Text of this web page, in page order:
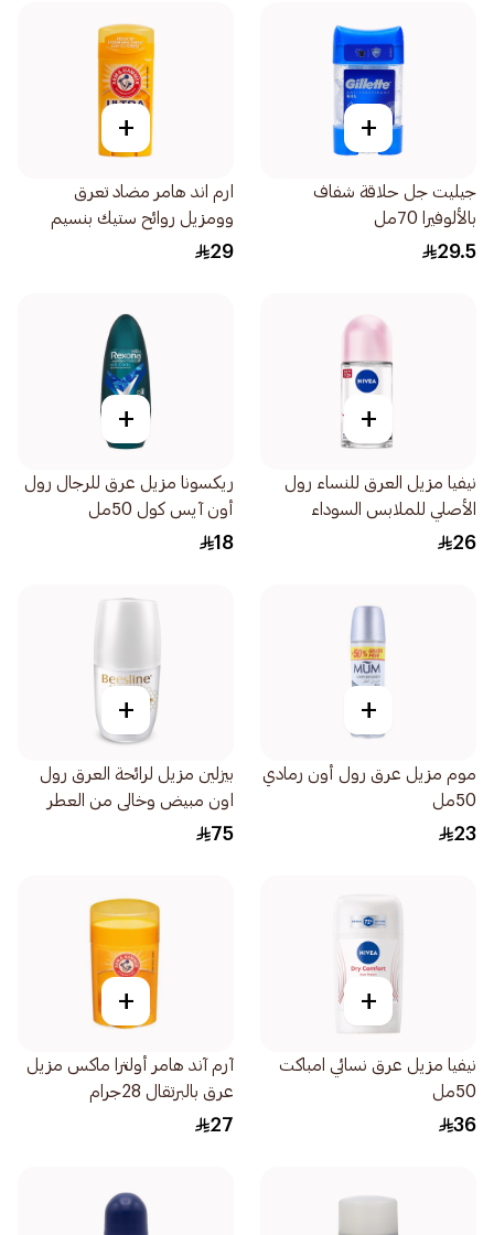
+
جيليت جل حلاقة شفاف
بالألوفيرا 70مل
29.5
+
ارم اند هامر مضاد تعرق
وومزيل روائح ستيك بنسيم
باودر فريش النظيف 73جرام
29
+
نيفيا مزيل العرق للنساء رول
الأصلي للملابس السوداء
والبيضاء 50مل
26
+
ريكسونا مزيل عرق للرجال رول
أون آيس كول 50مل
18
+
موم مزيل عرق رول أون رمادي
50مل
23
+
بيزلين مزيل لرائحة العرق رول
اون مبيض وخالى من العطر
50مل
75
+
نيفيا مزيل عرق نسائي امباكت
50مل
36
+
آرم آند هامر أولترا ماكس مزيل
عرق بالبرتقال 28جرام
27